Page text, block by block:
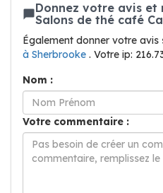
Donnez votre avis et
Salons de thé café
Également donner votre avis
à Sherbrooke . Votre ip:
Nom :
Votre commentaire :